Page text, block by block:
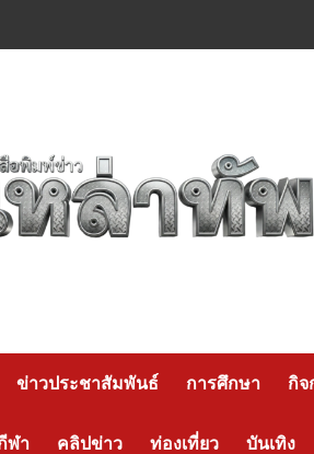
ข่าวประชาสัมพันธ์ การศึกษา กิจ
ฬา คลิปข่าว ท่องเที่ยว บันเทิง